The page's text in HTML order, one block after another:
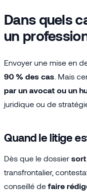
Dans quels
un
Envoyer une mise en
90 % des cas . Mais
par un avocat ou un
juridique ou de
Quand le litige
Dès que le dossier sort
transfrontalier,
conseillé de faire